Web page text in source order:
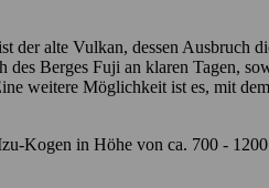
alte Vulkan, dessen Ausbruch
Berges Fuji an klaren Tagen,
weitere Möglichkeit ist es, mit
Kogen in Höhe von ca. 700 - 1200